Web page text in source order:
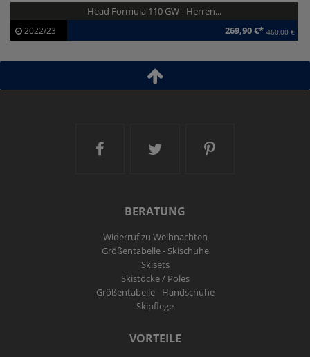
Head Formula 110 GW - Herren...
2022/23 269,90 €* 460,00 €
Ski and More auf Facebook
Ski and More auf
Ski and More
BERATUNG
Widerruf zu Weihnachten
Größentabelle - Skischuhe
Skisets
Skistöcke / Poles
Größentabelle - Handschuhe
Skipflege
VORTEILE